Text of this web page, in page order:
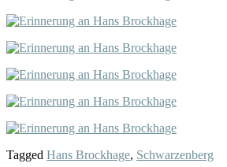
Tagged Hans Brockhage, Schwarzenberg